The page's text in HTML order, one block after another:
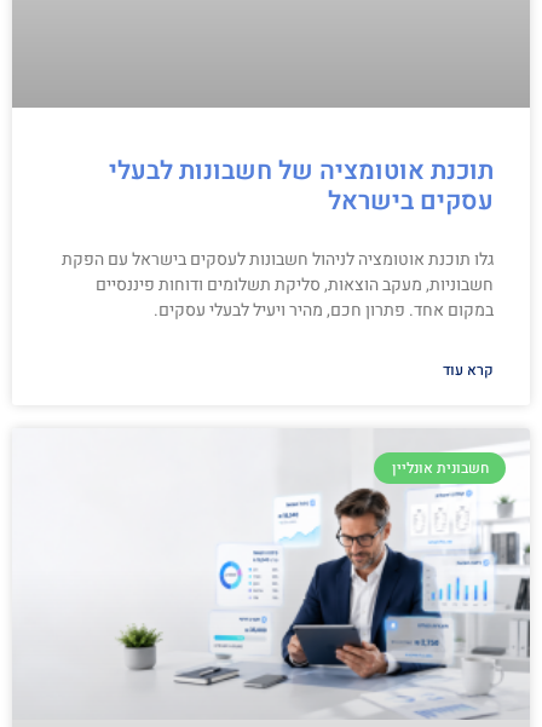
תוכנת אוטומציה של חשבונות לבעלי
עסקים בישראל
גלו תוכנת אוטומציה לניהול חשבונות לעסקים בישראל עם הפקת
חשבוניות, מעקב הוצאות, סליקת תשלומים ודוחות פיננסיים
במקום אחד. פתרון חכם, מהיר ויעיל לבעלי עסקים.
קרא עוד
חשבונית אונליין